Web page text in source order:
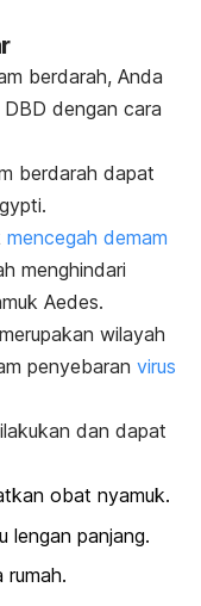
berdarah, Anda
dengan cara
berdarah dapat
.
mencegah demam
menghindari
Aedes.
wilayah
penyebaran virus
dan dapat
obat nyamuk.
lengan panjang.
rumah.